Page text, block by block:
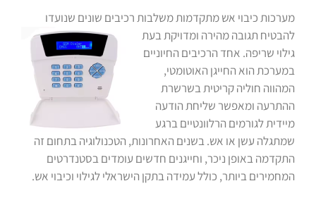
מערכות כיבוי אש מתקדמות משלבות רכיבים שונים שנועדו
להבטיח תגובה מהירה ומדויקת בעת
גילוי שריפה. אחד הרכיבים החיוניים
במערכת הוא החייגן האוטומטי,
המהווה חוליה קריטית בשרשרת
ההתרעה ומאפשר שליחת הודעה
מיידית לגורמים הרלוונטיים ברגע
שמתגלה עשן או אש. בשנים האחרונות, הטכנולוגיה בתחום זה
התקדמה באופן ניכר, וחייגנים חדשים עומדים בסטנדרטים
המחמירים ביותר, כולל עמידה בתקן הישראלי לגילוי וכיבוי אש.